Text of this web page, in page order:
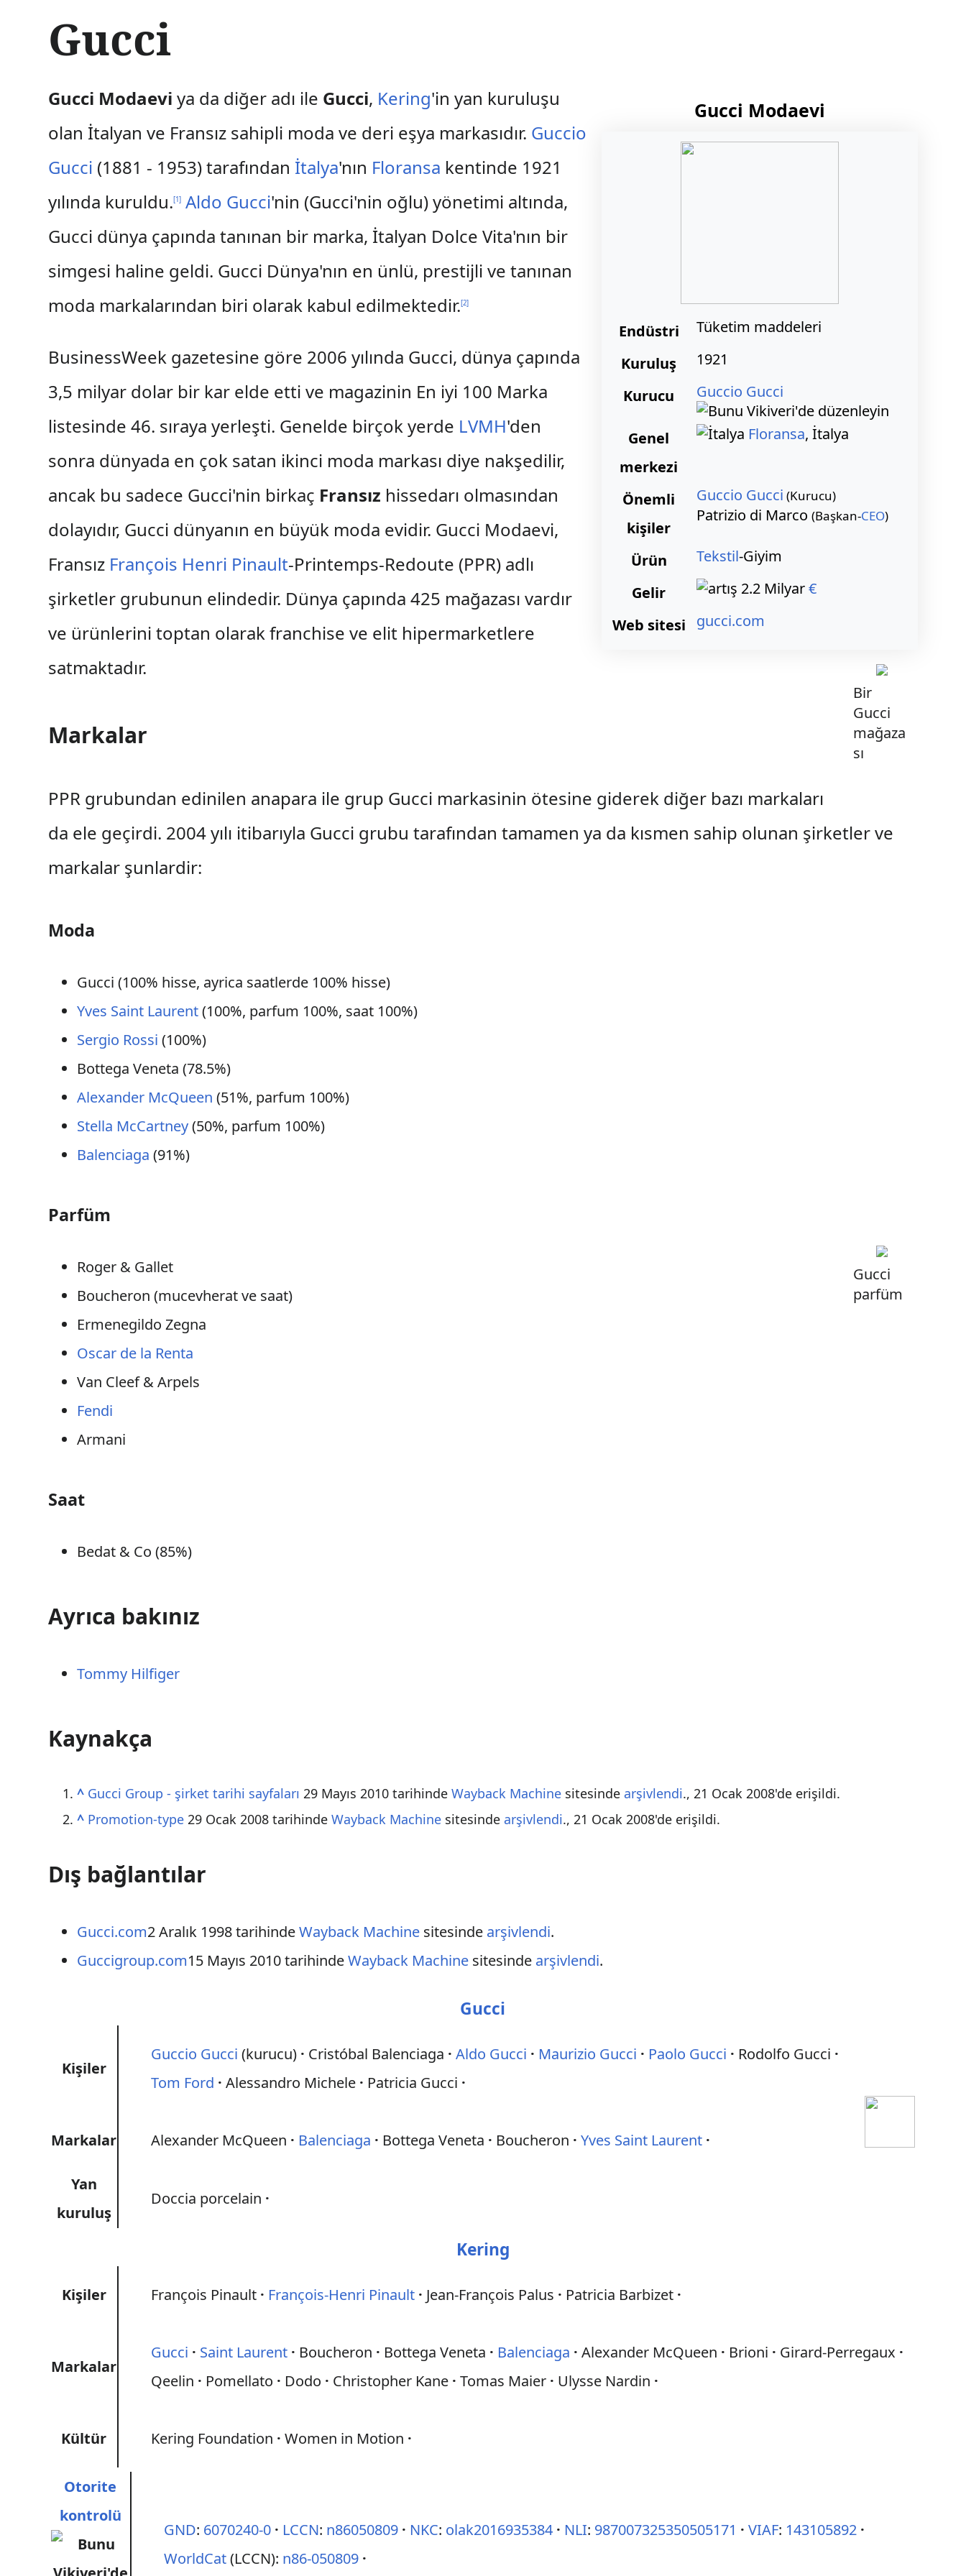
e
r
e
t
a
Gucci
Gucci Modaevi
Endüstri
Tüketim maddeleri
Kuruluş
1921
Kurucu
Guccio Gucci
Genel
merkezi
Floransa, İtalya
Önemli
kişiler
Guccio Gucci (Kurucu)
Patrizio di Marco (Başkan-CEO)
Ürün Tekstil-Giyim
Gelir
2.2 Milyar€
Web sitesi
gucci.com
Bir
Gucci
mağaza
sı
Gucci Modaevi ya da diğer adı ile Gucci, Kering'in yan kuruluşu
olan İtalyan ve Fransız sahipli moda ve deri eşya markasıdır. Guccio
Gucci (1881 - 1953) tarafından İtalya'nın Floransa kentinde 1921
yılında kuruldu.[1] Aldo Gucci'nin (Gucci'nin oğlu) yönetimi altında,
Gucci dünya çapında tanınan bir marka, İtalyan Dolce Vita'nın bir
simgesi haline geldi. Gucci Dünya'nın en ünlü, prestijli ve tanınan
moda markalarından biri olarak kabul edilmektedir.[2]
BusinessWeek gazetesine göre 2006 yılında Gucci, dünya çapında
3,5 milyar dolar bir kar elde etti ve magazinin En iyi 100 Marka
listesinde 46. sıraya yerleşti. Genelde birçok yerde LVMH'den
sonra dünyada en çok satan ikinci moda markası diye nakşedilir,
ancak bu sadece Gucci'nin birkaç Fransız hissedarı olmasından
dolayıdır, Gucci dünyanın en büyük moda evidir. Gucci Modaevi,
Fransız François Henri Pinault-Printemps-Redoute (PPR) adlı
şirketler grubunun elindedir. Dünya çapında 425 mağazası vardır
ve ürünlerini toptan olarak franchise ve elit hipermarketlere
satmaktadır.
Markalar
PPR grubundan edinilen anapara ile grup Gucci markasinin ötesine giderek diğer bazı markaları
da ele geçirdi. 2004 yılı itibarıyla Gucci grubu tarafından tamamen ya da kısmen sahip olunan şirketler ve
markalar şunlardir:
Moda
Gucci (100% hisse, ayrica saatlerde 100% hisse)
Yves Saint Laurent(100%, parfum 100%, saat 100%)
Sergio Rossi (100%)
Bottega Veneta (78.5%)
Alexander McQueen (51%, parfum 100%)
Stella McCartney(50%, parfum 100%)
Balenciaga (91%)
Parfüm
Gucci
parfüm
Roger & Gallet
Boucheron (mucevherat ve saat)
Ermenegildo Zegna
Oscar de la Renta
Van Cleef & Arpels
Fendi
Armani
Saat
Bedat & Co (85%)
Ayrıca bakınız
Tommy Hilfiger
Kaynakça
^ Gucci Group - şirket tarihi sayfaları 29 Mayıs 2010 tarihindeWayback Machine sitesinde arşivlendi., 21 Ocak 2008'de erişildi.
^ Promotion-type 29 Ocak 2008 tarihindeWayback Machine sitesinde arşivlendi., 21 Ocak 2008'de erişildi.
Dış bağlantılar
Gucci.com2 Aralık 1998 tarihindeWayback Machine sitesinde arşivlendi.
Guccigroup.com15 Mayıs 2010 tarihindeWayback Machine sitesinde arşivlendi.
Gucci
Kişiler
Guccio Gucci (kurucu) Cristóbal Balenciaga Aldo Gucci Maurizio Gucci Paolo Gucci
Rodolfo Gucci
Tom Ford
Alessandro Michele Patricia Gucci
Markalar Alexander McQueen Balenciaga Bottega Veneta Boucheron Yves Saint Laurent
Yan
kuruluş
Doccia porcelain
Kering
Kişiler François Pinault François-Henri Pinault Jean-François Palus Patricia Barbizet
Markalar
Gucci Saint Laurent Boucheron Bottega Veneta Balenciaga Alexander McQueen Brioni
Girard-Perregaux
Qeelin
Pomellato Dodo Christopher Kane Tomas Maier Ulysse Nardin
Kültür Kering Foundation Women in Motion
Otorite
kontrolü
GND: 6070240-0 LCCN: n86050809 NKC: olak2016935384 NLI: 987007325350505171 VIAF: 143105892
WorldCat(LCCN): n86-050809